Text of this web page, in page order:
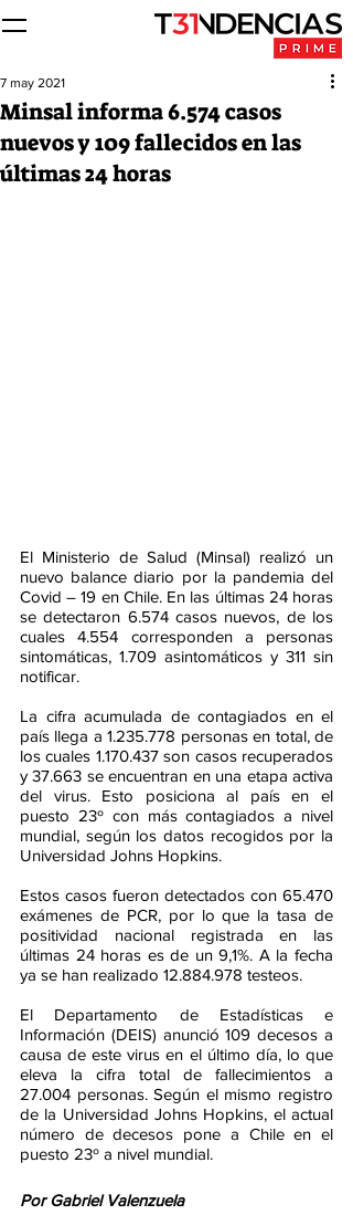
Minsal informa 6.574 casos
nuevos y 109 fallecidos en las
últimas 24 horas
7 may 2021
El Ministerio de Salud (Minsal) realizó un
nuevo balance diario por la pandemia del
Covid – 19 en Chile. En las últimas 24 horas
se detectaron 6.574 casos nuevos, de los
cuales 4.554 corresponden a personas
sintomáticas, 1.709 asintomáticos y 311 sin
notificar.
La cifra acumulada de contagiados en el
país llega a 1.235.778 personas en total, de
los cuales 1.170.437 son casos recuperados
y 37.663 se encuentran en una etapa activa
del virus. Esto posiciona al país en el
puesto 23º con más contagiados a nivel
mundial, según los datos recogidos por la
Universidad Johns Hopkins.
Estos casos fueron detectados con 65.470
exámenes de PCR, por lo que la tasa de
positividad nacional registrada en las
últimas 24 horas es de un 9,1%. A la fecha
ya se han realizado 12.884.978 testeos.
El Departamento de Estadísticas e
Información (DEIS) anunció 109 decesos a
causa de este virus en el último día, lo que
eleva la cifra total de fallecimientos a
27.004 personas. Según el mismo registro
de la Universidad Johns Hopkins, el actual
número de decesos pone a Chile en el
puesto 23º a nivel mundial.
Por Gabriel Valenzuela